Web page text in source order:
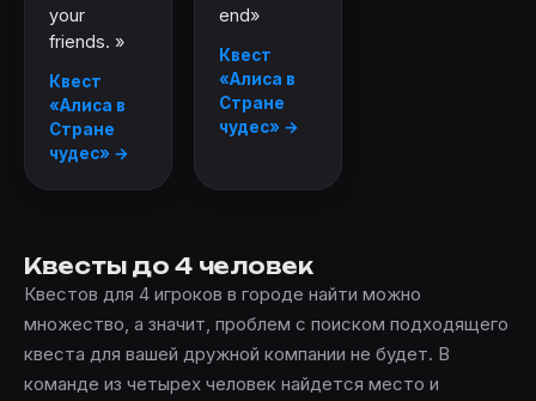
your
friends. »
Квест
«Алиса в
Стране
чудес» →
end»
Квест
«Алиса в
Стране
чудес» →
Квесты до 4 человек
Квестов для 4 игроков в городе найти можно
множество, а значит, проблем с поиском подходящего
квеста для вашей дружной компании не будет. В
команде из четырех человек найдется место и